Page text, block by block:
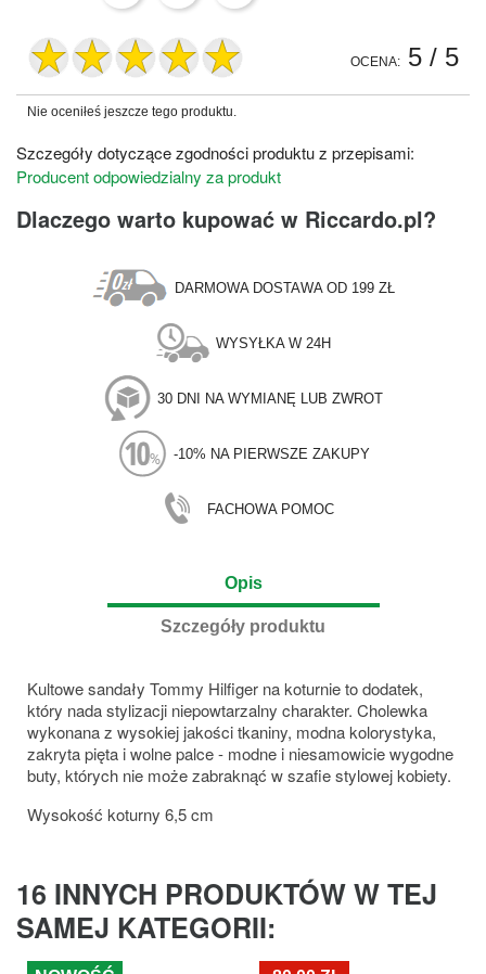
OCENA: 5 / 5
Nie oceniłeś jeszcze tego produktu.
Szczegóły dotyczące zgodności produktu z przepisami:
Producent odpowiedzialny za produkt
Dlaczego warto kupować w Riccardo.pl?
DARMOWA DOSTAWA OD 199 ZŁ
WYSYŁKA W 24H
30 DNI NA WYMIANĘ LUB ZWROT
-10% NA PIERWSZE ZAKUPY
FACHOWA POMOC
Opis
Szczegóły produktu
Kultowe sandały Tommy Hilfiger na koturnie to dodatek,
który nada stylizacji niepowtarzalny charakter. Cholewka
wykonana z wysokiej jakości tkaniny, modna kolorystyka,
zakryta pięta i wolne palce - modne i niesamowicie wygodne
buty, których nie może zabraknąć w szafie stylowej kobiety.
Wysokość koturny 6,5 cm
16 INNYCH PRODUKTÓW W TEJ
SAMEJ KATEGORII: